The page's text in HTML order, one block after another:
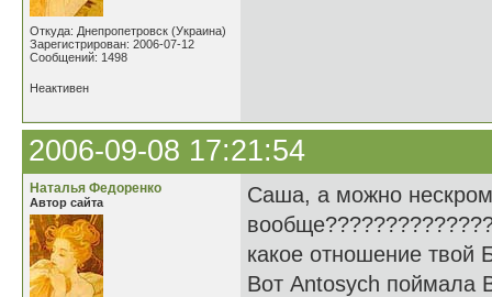
Откуда: Днепропетровск (Украина)
Зарегистрирован: 2006-07-12
Сообщений: 1498
Неактивен
2006-09-08 17:21:54
Наталья Федоренко
Автор сайта
Саша, а можно
какое отношение твой
Вот Antosych поймала